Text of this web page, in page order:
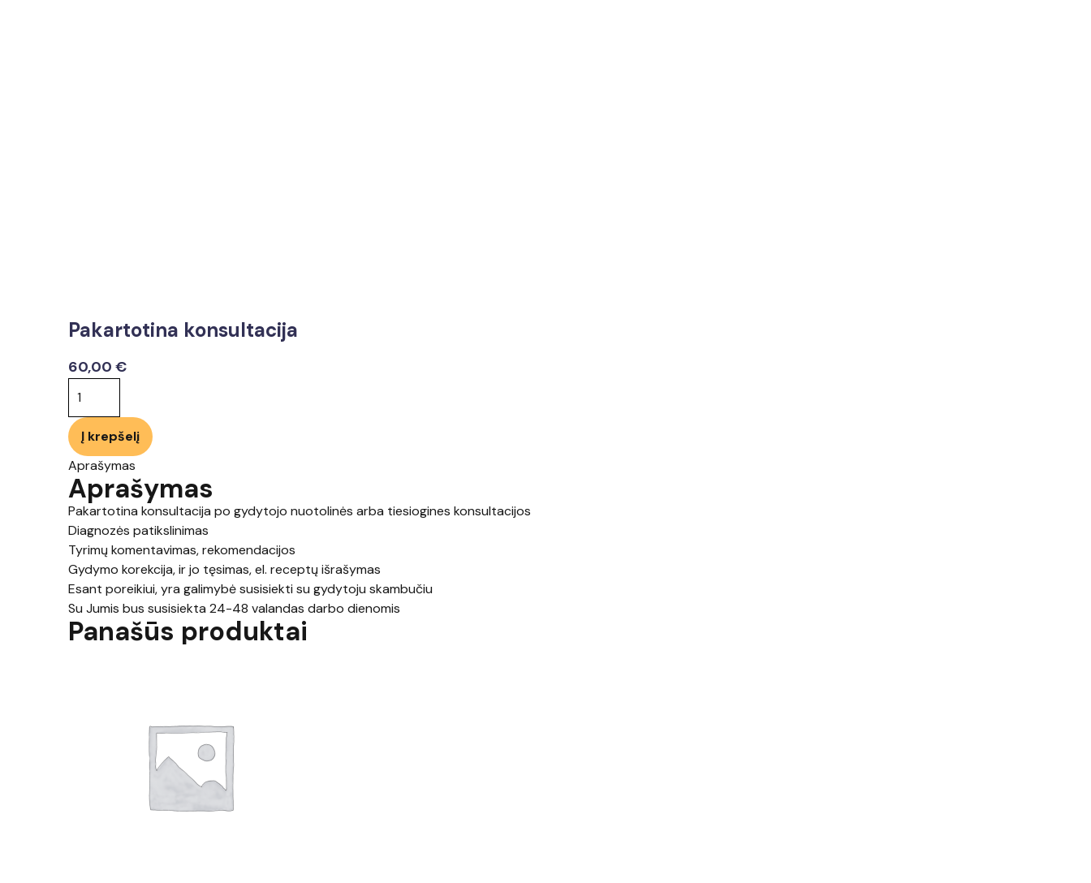
Pakartotina konsultacija
60,00 €
kiekis:
Pakartotina
konsultacija
Į krepšelį
Aprašymas
Aprašymas
Pakartotina konsultacija po gydytojo nuotolinės arba tiesiogines konsultacijos
Diagnozės patikslinimas
Tyrimų komentavimas, rekomendacijos
Gydymo korekcija, ir jo tęsimas, el. receptų išrašymas
Esant poreikiui, yra galimybė susisiekti su gydytoju skambučiu
Su Jumis bus susisiekta 24-48 valandas darbo dienomis
Panašūs produktai